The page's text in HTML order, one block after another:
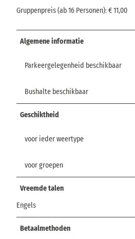
Gruppenpreis (ab 16 Personen): € 11,00
Algemene informatie
Parkeergelegenheid beschikbaar
Bushalte beschikbaar
Geschiktheid
voor ieder weertype
voor groepen
Vreemde talen
Engels
Betaalmethoden